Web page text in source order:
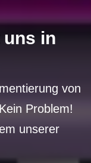
uns in
von
Problem!
unserer